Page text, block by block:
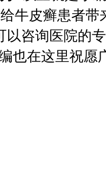
牛皮癣患者
以咨询医院的
也在这里祝